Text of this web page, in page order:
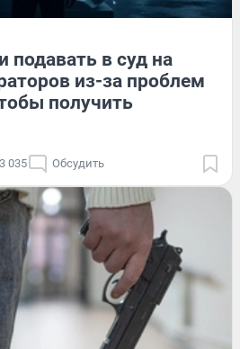
подавать в суд на
из-за проблем
получить
3 035 Обсудить